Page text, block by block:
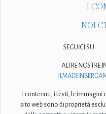
I
NOI
SEGUICI SU
ALTRE NOSTRE
I contenuti, i testi, le
sito web sono di proprietà